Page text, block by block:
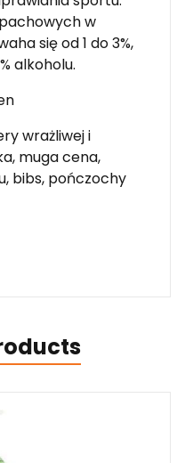
w
się od 1 do 3%,
alkoholu.
wrażliwej i
muga cena,
bibs, pończochy